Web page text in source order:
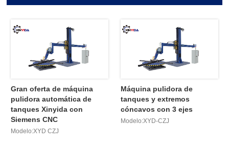
Gran oferta de máquina
pulidora automática de
tanques Xinyida con
Siemens CNC
Modelo:XYD CZJ
Máquina pulidora de
tanques y extremos
cóncavos con 3 ejes
Modelo:XYD-CZJ